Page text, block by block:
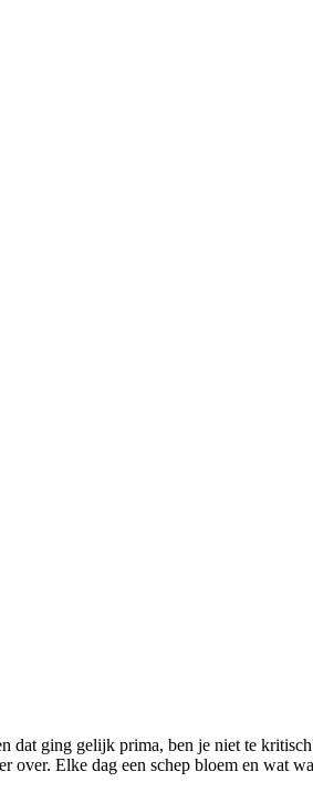
dat ging gelijk prima, ben je niet te
over. Elke dag een schep bloem en wat